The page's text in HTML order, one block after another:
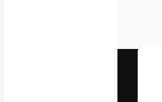
Видео